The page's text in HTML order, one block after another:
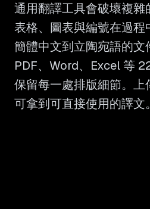
通用翻譯工具會破壞複
表格、圖表與編號在過
簡體中文到立陶宛語的文
PDF、Word、Excel 等
保留每一處排版細節。上
可拿到可直接使用的譯文。